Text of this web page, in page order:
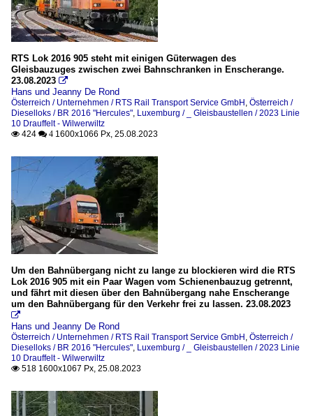
RTS Lok 2016 905 steht mit einigen Güterwagen des
Gleisbauzuges zwischen zwei Bahnschranken in Enscherange.
23.08.2023 
Hans und Jeanny De Rond
Österreich / Unternehmen / RTS Rail Transport Service GmbH , Österreich /
Dieselloks / BR 2016 "Hercules", Luxemburg / _ Gleisbaustellen / 2023 Linie
10 Drauffelt - Wilwerwiltz
 424  4 1600x1066 Px, 25.08.2023
Um den Bahnübergang nicht zu lange zu blockieren wird die RTS
Lok 2016 905 mit ein Paar Wagen vom Schienenbauzug getrennt,
und fährt mit diesen über den Bahnübergang nahe Enscherange
um den Bahnübergang für den Verkehr frei zu lassen. 23.08.2023

Hans und Jeanny De Rond
Österreich / Unternehmen / RTS Rail Transport Service GmbH , Österreich /
Dieselloks / BR 2016 "Hercules", Luxemburg / _ Gleisbaustellen / 2023 Linie
10 Drauffelt - Wilwerwiltz
 518 1600x1067 Px, 25.08.2023